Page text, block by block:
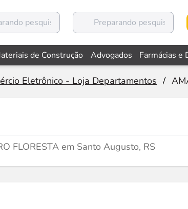
de Construção Advogados Farmácias e
Eletrônico - Loja Departamentos /
FLORESTA em Santo Augusto, RS